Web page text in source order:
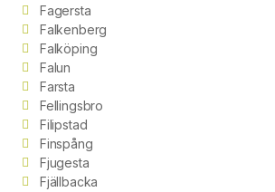
Fagersta
Falkenberg
Falköping
Falun
Farsta
Fellingsbro
Filipstad
Finspång
Fjugesta
Fjällbacka